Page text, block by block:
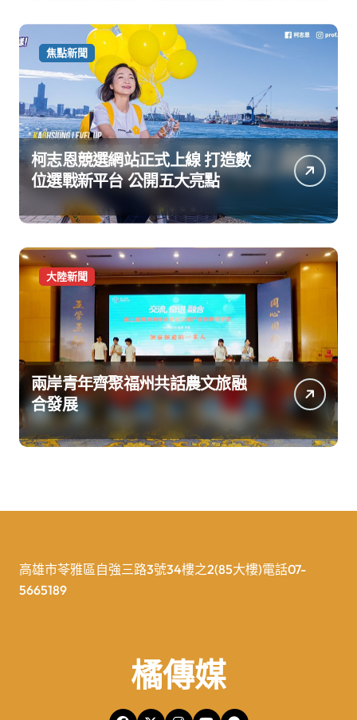
焦點新聞
柯志恩競選網站正式上線 打造數
位選戰新平台 公開五大亮點
大陸新聞
兩岸青年齊聚福州共話農文旅融
合發展
高雄市苓雅區自強三路3號34樓之2(85大樓)電話07-
5665189
橘傳媒